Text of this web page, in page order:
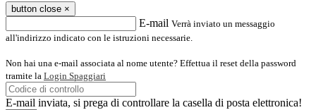
button close ×
E-mail Verrà inviato un messaggio
all'indirizzo indicato con le istruzioni necessarie.
Non hai una e-mail associata al nome utente? Effettua il reset della password
tramite la Login Spaggiari
E-mail inviata, si prega di controllare la casella di posta elettronica!